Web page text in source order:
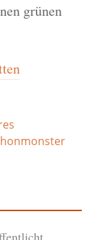
grünen